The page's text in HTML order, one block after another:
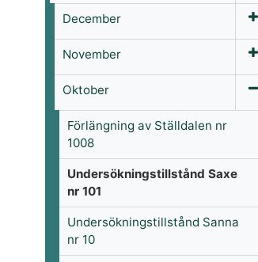
December
November
Oktober
Förlängning av Ställdalen nr
1008
Undersökningstillstånd Saxe
nr 101
Undersökningstillstånd Sanna
nr 10